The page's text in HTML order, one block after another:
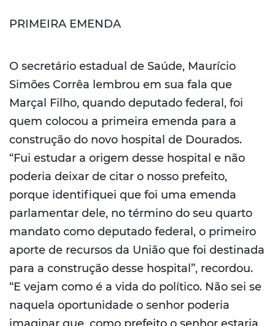
PRIMEIRA EMENDA
O secretário estadual de Saúde, Maurício
Simões Corrêa lembrou em sua fala que
Marçal Filho, quando deputado federal, foi
quem colocou a primeira emenda para a
construção do novo hospital de Dourados.
“Fui estudar a origem desse hospital e não
poderia deixar de citar o nosso prefeito,
porque identifiquei que foi uma emenda
parlamentar dele, no término do seu quarto
mandato como deputado federal, o primeiro
aporte de recursos da União que foi destinada
para a construção desse hospital”, recordou.
“E vejam como é a vida do político. Não sei se
naquela oportunidade o senhor poderia